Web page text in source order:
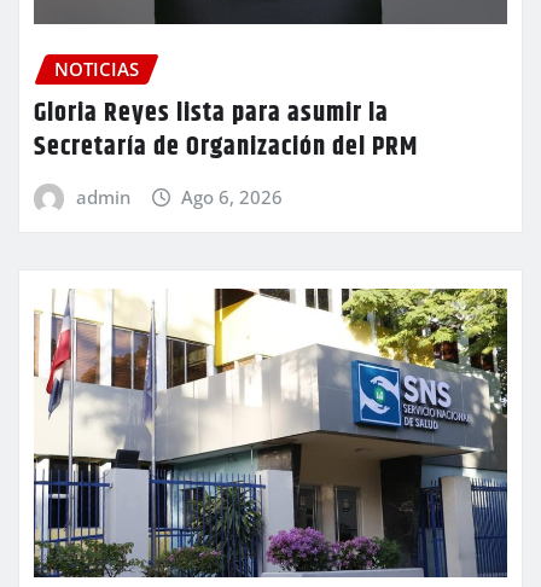
NOTICIAS
Gloria Reyes lista para asumir la
Secretaría de Organización del PRM
admin Ago 6, 2026